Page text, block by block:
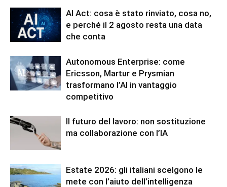
AI Act: cosa è stato rinviato, cosa no,
e perché il 2 agosto resta una data
che conta
Autonomous Enterprise: come
Ericsson, Martur e Prysmian
trasformano l’AI in vantaggio
competitivo
Il futuro del lavoro: non sostituzione
ma collaborazione con l’IA
Estate 2026: gli italiani scelgono le
mete con l’aiuto dell’intelligenza